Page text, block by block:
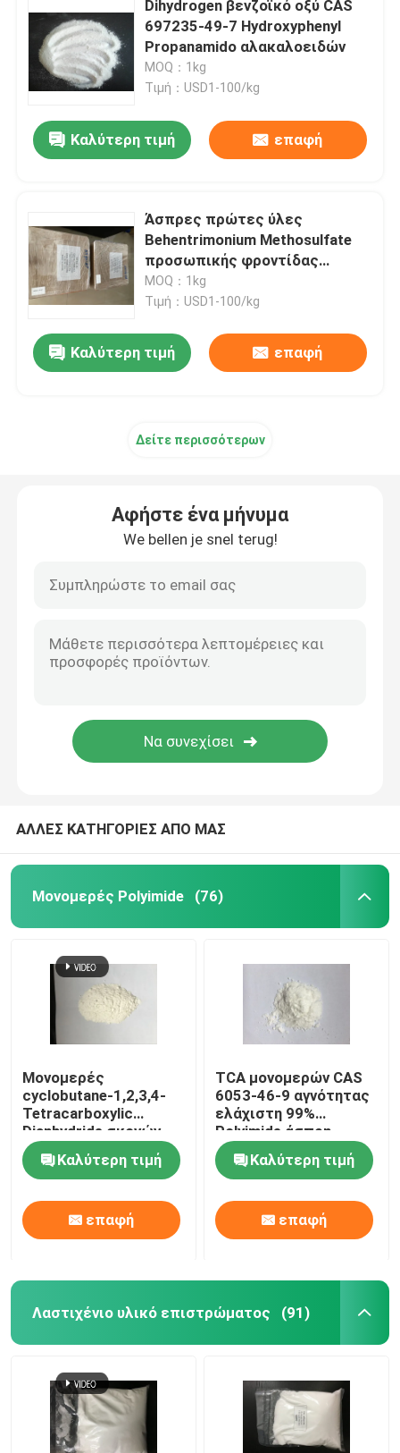
Ειδικές χημικές ουσίες
Dihydrogen βενζοϊκό οξύ CAS
697235-49-7 Hydroxyphenyl
Propanamido αλακαλοειδών
MOQ：1kg
Τιμή：USD1-100/kg
Καλύτερη τιμή επαφή
Άσπρες πρώτες ύλες
Behentrimonium Methosulfate
προσωπικής φροντίδας
νιφάδων
MOQ：1kg
Τιμή：USD1-100/kg
Καλύτερη τιμή επαφή
Δείτε περισσότερων
Αφήστε ένα μήνυμα
We bellen je snel terug!
ΑΛΛΕΣ ΚΑΤΗΓΟΡΙΕΣ ΑΠΟ ΜΑΣ
Μονομερές Polyimide (76)
Μονομερές
cyclobutane-1,2,3,4-
Tetracarboxylic
Dianhydride σκονών
CAS 4415-87-6
Polyimide CBDA
Καλύτερη τιμή
επαφή
TCA μονομερών CAS
6053-46-9 αγνότητας
ελάχιστη 99%
Polyimide άσπρη
στερεά σκόνη
Καλύτερη τιμή
επαφή
Λαστιχένιο υλικό επιστρώματος (91)